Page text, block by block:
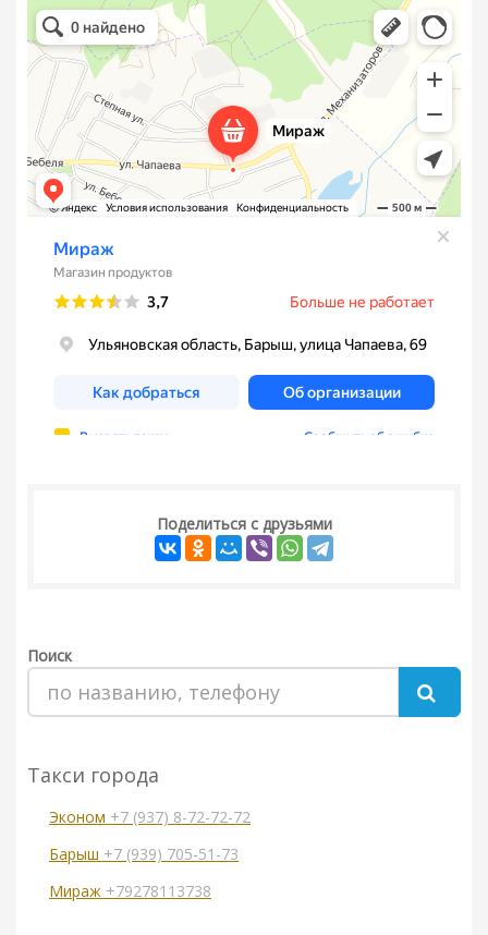
Поделиться с друзьями
Поиск
Такси города
Эконом +7 (937) 8-72-72-72
Барыш +7 (939) 705-51-73
Мираж +79278113738